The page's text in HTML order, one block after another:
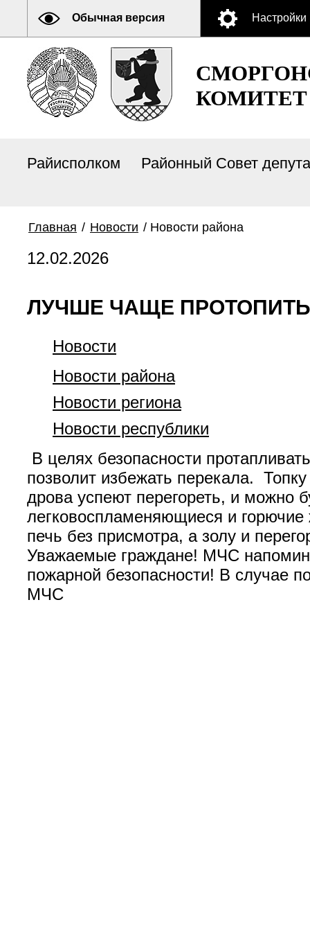
Обычная версия Настройки
КОМИТЕТ
Райисполком Районный Совет
Главная / Новости / Новости района
12.02.2026
ЛУЧШЕ ЧАЩЕ
Новости
Новости района
Новости региона
Новости республики
В целях безопасности
позволит избежать перекала.
дрова успеют перегореть, и можно
легковоспламеняющиеся и
печь без присмотра, а золу и
Уважаемые граждане! МЧС
пожарной безопасности! В случае
МЧС